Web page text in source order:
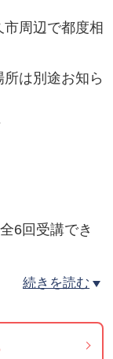
周辺で都度相
は別途お知ら
6回受講でき
度ご相談させ
続きを読む